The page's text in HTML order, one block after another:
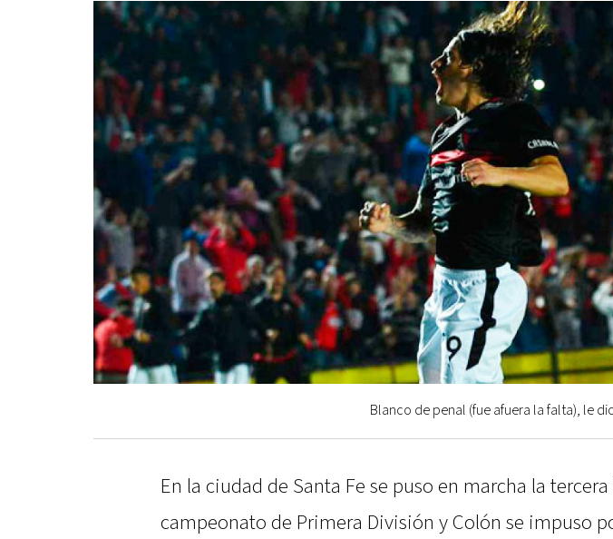
Blanco de penal (fue afuera la falta), le
En la ciudad de Santa Fe se puso en marcha la
campeonato de Primera División y Colón se impuso